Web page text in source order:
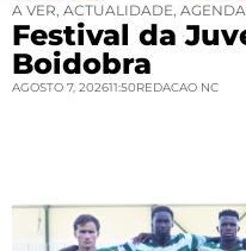
A VER, ACTUALIDADE, AGENDA
Festival da
Boidobra
AGOSTO 7, 202611:50REDACAO NC